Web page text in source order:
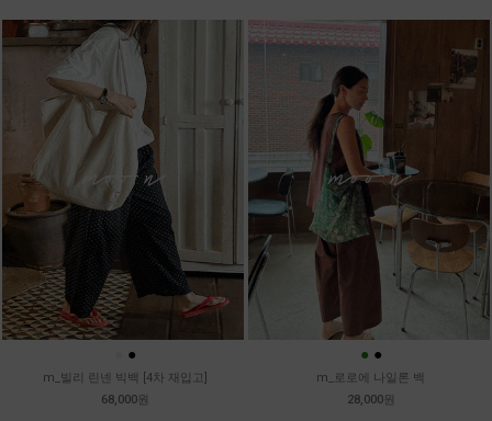
●
m_빌리 린넨 빅백 [4차 재입고]
68,000원
● ●
m_로로에 나일론 백
28,000원